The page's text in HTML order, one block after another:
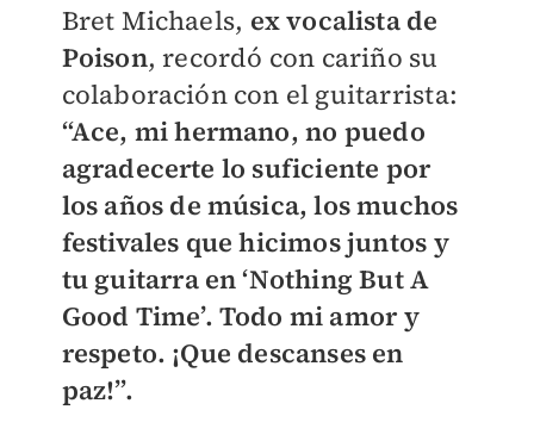
Bret Michaels, ex vocalista de
Poison, recordó con cariño su
colaboración con el guitarrista:
“Ace, mi hermano, no puedo
agradecerte lo suficiente por
los años de música, los muchos
festivales que hicimos juntos y
tu guitarra en ‘Nothing But A
Good Time’. Todo mi amor y
respeto. ¡Que descanses en
paz!”.